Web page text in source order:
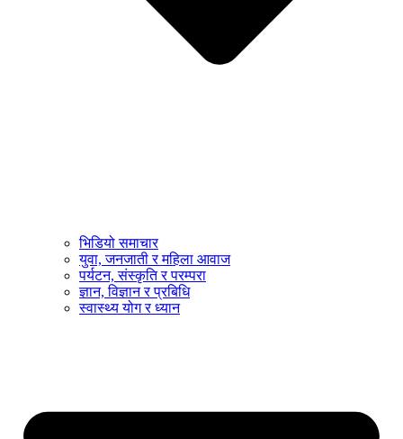
भिडियो समाचार
युवा, जनजाती र महिला आवाज
पर्यटन, संस्कृति र परम्परा
ज्ञान, विज्ञान र प्रबिधि
स्वास्थ्य योग र ध्यान